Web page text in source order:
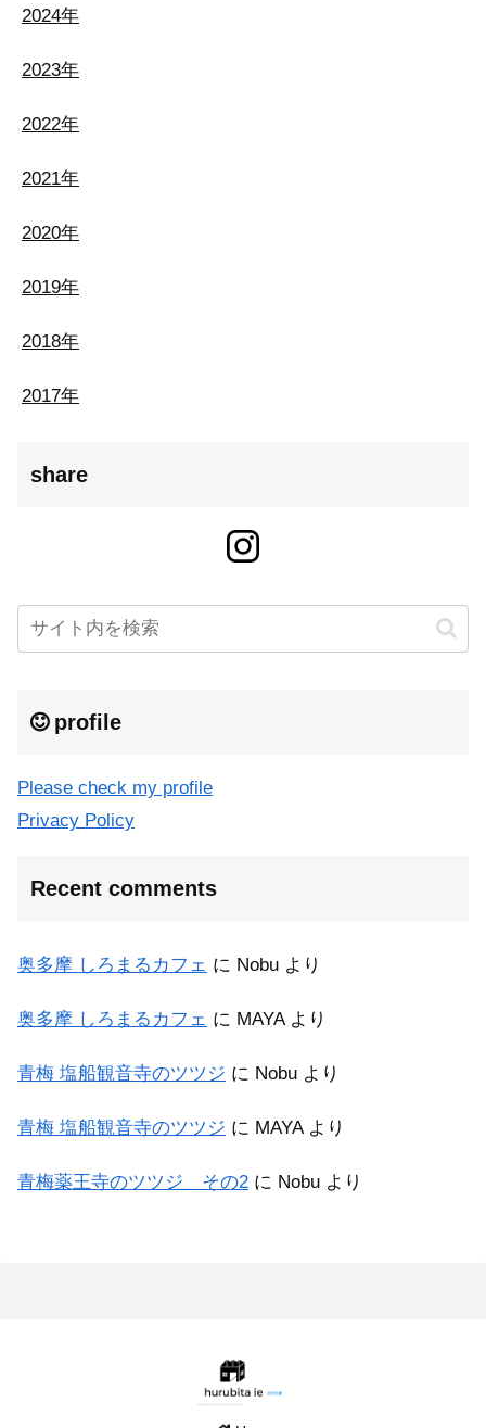
2024年
2023年
2022年
2021年
2020年
2019年
2018年
2017年
share
profile
Please check my profile
Privacy Policy
Recent comments
奥多摩 しろまるカフェ に Nobu より
奥多摩 しろまるカフェ に MAYAより
青梅 塩船観音寺のツツジ に Nobu より
青梅 塩船観音寺のツツジ に MAYAより
青梅薬王寺のツツジ その2 に Nobu より